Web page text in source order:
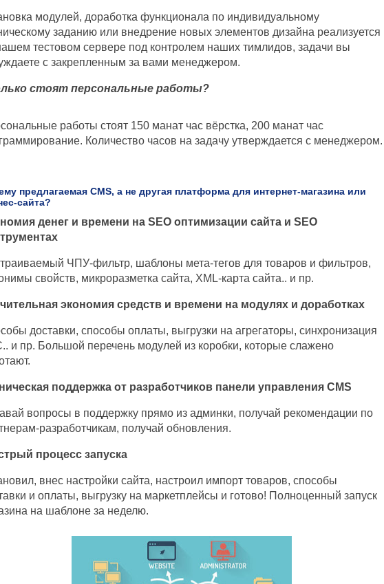
модулей, доработка функционала по индивидуальному
заданию или внедрение новых элементов дизайна реализуется
тестовом сервере под контролем наших тимлидов, задачи вы
с закрепленным за вами менеджером.
стоят персональные работы?
работы стоят 150 манат час вёрстка, 200 манат час
Количество часов на задачу утверждается с менеджером.
предлагаемая CMS, а не другая платформа для интернет-магазина или
сайта?
денег и времени на SEO оптимизации сайта и SEO
ЧПУ-фильтр, шаблоны мета-тегов для товаров и фильтров,
свойств, микроразметка сайта, XML-карта сайта.. и пр.
экономия средств и времени на модулях и доработках
доставки, способы оплаты, выгрузки на агрегаторы, синхронизация
и пр. Большой перечень модулей из коробки, которые слажено
поддержка от разработчиков панели управления CMS
вопросы в поддержку прямо из админки, получай рекомендации по
разработчикам, получай обновления.
процесс запуска
внес настройки сайта, настроил импорт товаров, способы
и оплаты, выгрузку на маркетплейсы и готово! Полноценный запуск
на шаблоне за неделю.